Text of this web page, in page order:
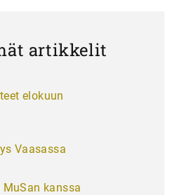
artikkelit
elokuun
Vaasassa
kanssa